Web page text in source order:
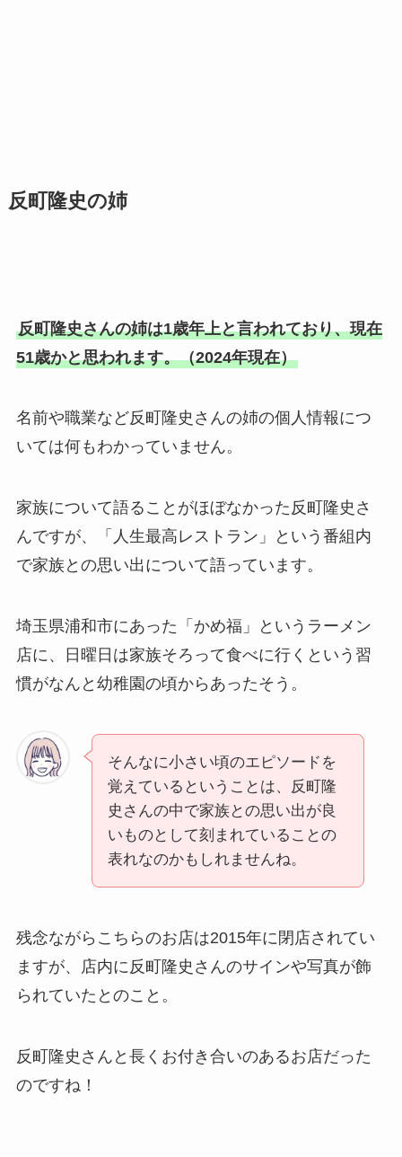
反町隆史の姉
反町隆史さんの姉は1歳年上と言われており、現在
51歳かと思われます。（2024年現在）
名前や職業など反町隆史さんの姉の個人情報につ
いては何もわかっていません。
家族について語ることがほぼなかった反町隆史さ
んですが、「人生最高レストラン」という番組内
で家族との思い出について語っています。
埼玉県浦和市にあった「かめ福」というラーメン
店に、日曜日は家族そろって食べに行くという習
慣がなんと幼稚園の頃からあったそう。
そんなに小さい頃のエピソードを
覚えているということは、反町隆
史さんの中で家族との思い出が良
いものとして刻まれていることの
表れなのかもしれませんね。
残念ながらこちらのお店は2015年に閉店されてい
ますが、店内に反町隆史さんのサインや写真が飾
られていたとのこと。
反町隆史さんと長くお付き合いのあるお店だった
のですね！